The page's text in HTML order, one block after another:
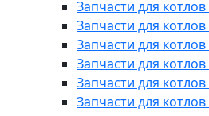
Запчасти для
Запчасти для котлов
Запчасти для
Запчасти для
Запчасти для котлов
Запчасти для